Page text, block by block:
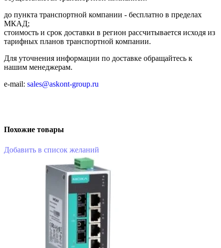
до пункта транспортной компании - бесплатно в пределах
МКАД;
стоимость и срок доставки в регион рассчитывается исходя из
тарифных планов транспортной компании.
Для уточнения информации по доставке обращайтесь к
нашим менеджерам.
e-mail: sales@askont-group.ru
Похожие товары
Добавить в список желаний